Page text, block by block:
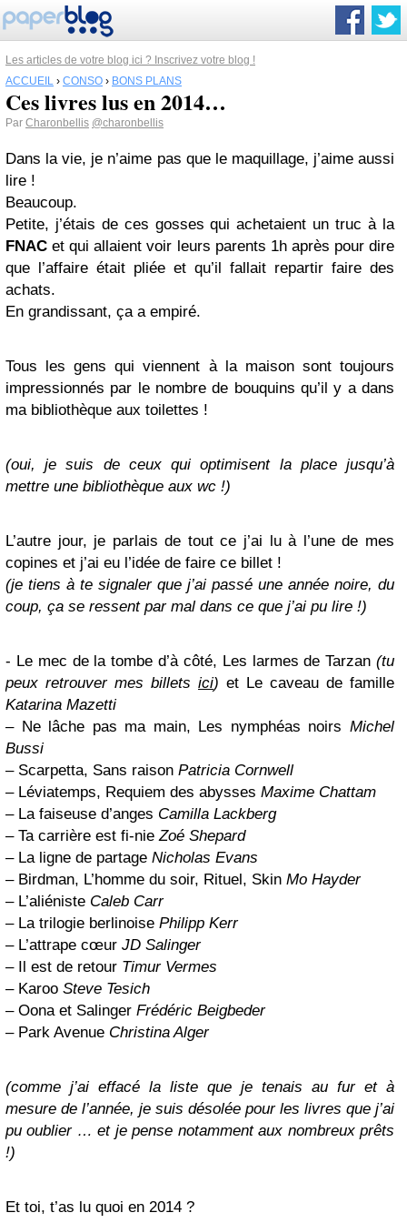
Les articles de votre blog ici ? Inscrivez votre blog !
ACCUEIL › CONSO › BONS PLANS
Ces livres lus en 2014…
Par Charonbellis @charonbellis
Dans la vie, je n’aime pas que le maquillage, j’aime aussi
lire !
Beaucoup.
Petite, j’étais de ces gosses qui achetaient un truc à la
FNAC et qui allaient voir leurs parents 1h après pour dire
que l’affaire était pliée et qu’il fallait repartir faire des
achats.
En grandissant, ça a empiré.
Tous les gens qui viennent à la maison sont toujours
impressionnés par le nombre de bouquins qu’il y a dans
ma bibliothèque aux toilettes !
(oui, je suis de ceux qui optimisent la place jusqu’à
mettre une bibliothèque aux wc !)
L’autre jour, je parlais de tout ce j’ai lu à l’une de mes
copines et j’ai eu l’idée de faire ce billet !
(je tiens à te signaler que j’ai passé une année noire, du
coup, ça se ressent par mal dans ce que j’ai pu lire !)
- Le mec de la tombe d’à côté, Les larmes de Tarzan (tu
peux retrouver mes billets ici) et Le caveau de famille
Katarina Mazetti
– Ne lâche pas ma main, Les nymphéas noirs Michel
Bussi
– Scarpetta, Sans raison Patricia Cornwell
– Léviatemps, Requiem des abysses Maxime Chattam
– La faiseuse d’anges Camilla Lackberg
– Ta carrière est fi-nieZoé Shepard
– La ligne de partage Nicholas Evans
– Birdman, L’homme du soir, Rituel, Skin Mo Hayder
– L’aliéniste Caleb Carr
– La trilogie berlinoise Philipp Kerr
– L’attrape cœur JD Salinger
– Il est de retour Timur Vermes
– Karoo Steve Tesich
– Oona et Salinger Frédéric Beigbeder
– Park Avenue Christina Alger
(comme j’ai effacé la liste que je tenais au fur et à
mesure de l’année, je suis désolée pour les livres que j’ai
pu oublier … et je pense notamment aux nombreux prêts
!)
Et toi, t’as lu quoi en 2014 ?